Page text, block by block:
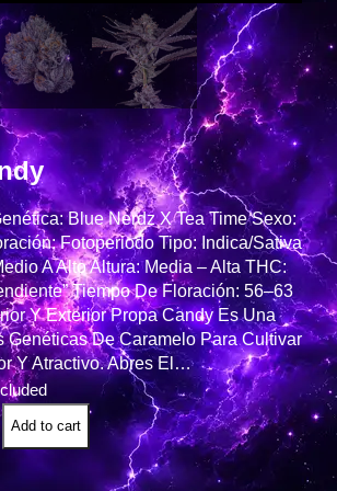
Blue Nerdz X Tea Time Sexo:
Fotoperiodo Tipo: Indica/Sativa
A Alto Altura: Media – Alta THC:
Tiempo De Floración: 56–63
Y Exterior Propa Candy Es Una
Genéticas De Caramelo Para Cultivar
Y Atractivo. Abres El…
Add to cart